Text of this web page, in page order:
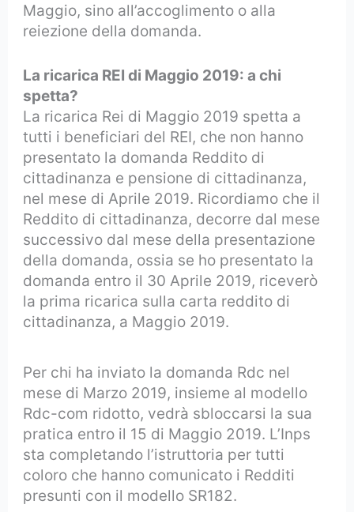
Maggio, sino all’accoglimento o alla
reiezione della domanda.
La ricarica REI di Maggio 2019: a chi
spetta?
La ricarica Rei di Maggio 2019 spetta a
tutti i beneficiari del REI, che non hanno
presentato la domanda Reddito di
cittadinanza e pensione di cittadinanza,
nel mese di Aprile 2019. Ricordiamo che il
Reddito di cittadinanza, decorre dal mese
successivo dal mese della presentazione
della domanda, ossia se ho presentato la
domanda entro il 30 Aprile 2019, riceverò
la prima ricarica sulla carta reddito di
cittadinanza, a Maggio 2019.
Per chi ha inviato la domanda Rdc nel
mese di Marzo 2019, insieme al modello
Rdc-com ridotto, vedrà sbloccarsi la sua
pratica entro il 15 di Maggio 2019. L’Inps
sta completando l’istruttoria per tutti
coloro che hanno comunicato i Redditi
presunti con il modello SR182.